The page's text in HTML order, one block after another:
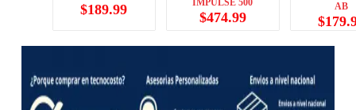
$189.99
IMPULSE 500
$474.99
AB
$